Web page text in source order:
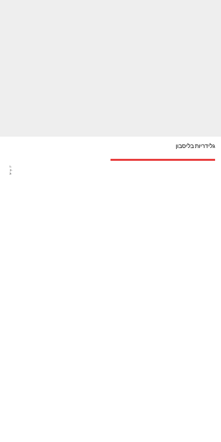
גלידריות בליסבון
1-
2-
3-